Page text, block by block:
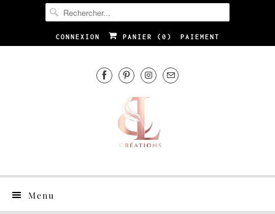
CONNEXION PANIER ( 0 ) PAIEMENT
Menu